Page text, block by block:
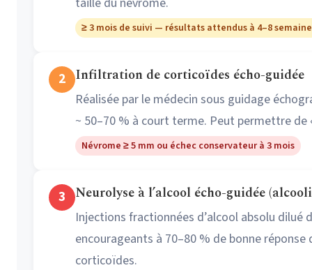
≥ 3 mois de suivi — résultats attendus à 4–8
2 Infiltration de corticoïdes écho-guidée
Réalisée par le médecin sous guidage
~ 50–70 % à court terme. Peut permettre de
Névrome ≥ 5 mm ou échec conservateur à 3 mois
3 Neurolyse à l’alcool écho-guidée
Injections fractionnées d’alcool absolu
encourageants à 70–80 % de bonne
corticoïdes.